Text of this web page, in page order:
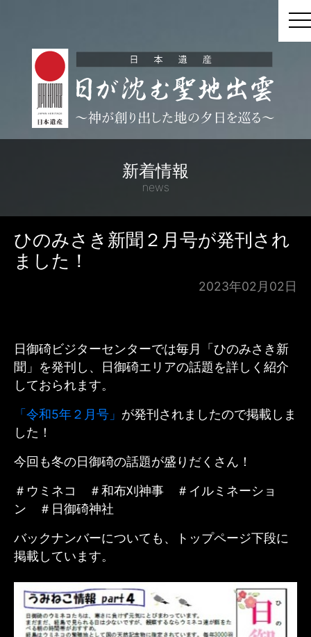
新着情報
news
ひのみさき新聞２月号が発刊され
ました！
2023年02月02日
日御碕ビジターセンターでは毎月「ひのみさき新
聞」を発刊し、日御碕エリアの話題を詳しく紹介
しておられます。
「令和5年２月号」 が発刊されましたので掲載しま
した！
今回も冬の日御碕の話題が盛りだくさん！
＃ウミネコ ＃和布刈神事 ＃イルミネーショ
ン ＃日御碕神社
バックナンバーについても、トップページ下段に
掲載しています。